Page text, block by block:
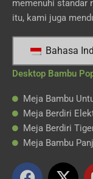
memenuhi standar
itu, kami juga
Bahasa
Desktop Bambu
Meja Bambu
Meja Berdiri
Meja Berdiri
Meja Bambu
I
T